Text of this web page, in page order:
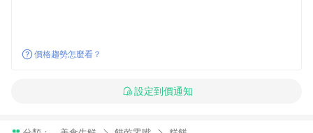
價格趨勢怎麼看？
設定到價通知